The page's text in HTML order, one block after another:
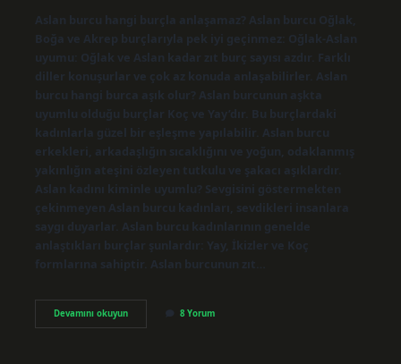
Aslan burcu hangi burçla anlaşamaz? Aslan burcu Oğlak,
Boğa ve Akrep burçlarıyla pek iyi geçinmez: Oğlak-Aslan
uyumu: Oğlak ve Aslan kadar zıt burç sayısı azdır. Farklı
diller konuşurlar ve çok az konuda anlaşabilirler. Aslan
burcu hangi burca aşık olur? Aslan burcunun aşkta
uyumlu olduğu burçlar Koç ve Yay’dır. Bu burçlardaki
kadınlarla güzel bir eşleşme yapılabilir. Aslan burcu
erkekleri, arkadaşlığın sıcaklığını ve yoğun, odaklanmış
yakınlığın ateşini özleyen tutkulu ve şakacı aşıklardır.
Aslan kadını kiminle uyumlu? Sevgisini göstermekten
çekinmeyen Aslan burcu kadınları, sevdikleri insanlara
saygı duyarlar. Aslan burcu kadınlarının genelde
anlaştıkları burçlar şunlardır: Yay, İkizler ve Koç
formlarına sahiptir. Aslan burcunun zıt…
Devamını okuyunAslan
Burcu
8 Yorum